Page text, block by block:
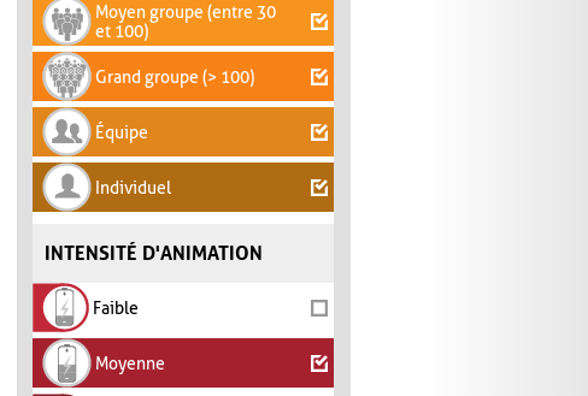
Moyen groupe (entre 30
et 100)
Grand groupe (> 100)
Équipe
Individuel
INTENSITÉ D'ANIMATION
Faible
Moyenne